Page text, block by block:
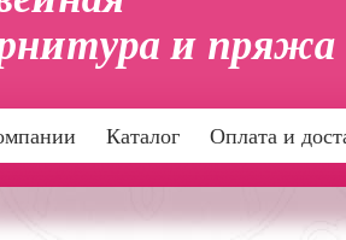
Каталог Оплата и